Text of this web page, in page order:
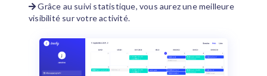
Grâce au suivi statistique, vous aurez une meilleure
visibilité sur votre activité.